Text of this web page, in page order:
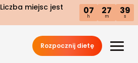
Liczba miejsc jest
07
h
27
m
38
s
Rozpocznij dietę